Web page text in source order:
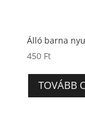
Álló barna
450 Ft
TOVÁBB